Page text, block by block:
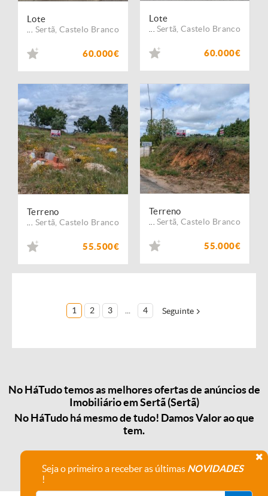
Lote
Sertã ,Castelo Branco
60.000€
Lote
Sertã ,Castelo Branco
60.000€
Terreno
Sertã ,Castelo Branco
55.500€
Terreno
Sertã ,Castelo Branco
55.000€
1 2 3 4 Seguinte
No HáTudo temos as melhores ofertas de anúncios de
Imobiliário em Sertã (Sertã)
No HáTudo há mesmo de tudo! Damos Valor ao que
tem.
Seja o primeiro a receber as últimas NOVIDADES
!